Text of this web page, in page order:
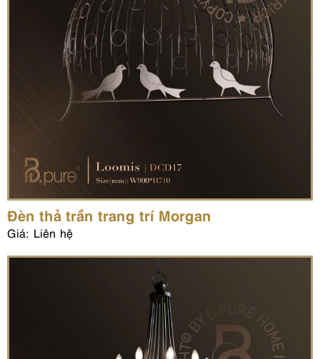
Đèn thả trần trang trí Morgan
Giá: Liên hệ